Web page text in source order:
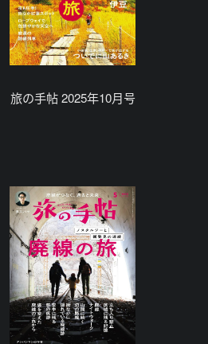
旅の手帖 2025年10月号